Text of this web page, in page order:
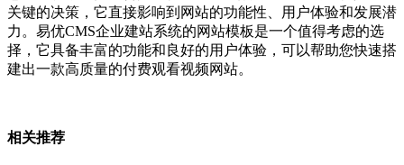
关键的决策，它直接影响到网站的功能性、用户体验和发展潜
力。易优CMS企业建站系统的网站模板是一个值得考虑的选
择，它具备丰富的功能和良好的用户体验，可以帮助您快速搭
建出一款高质量的付费观看视频网站。
相关推荐